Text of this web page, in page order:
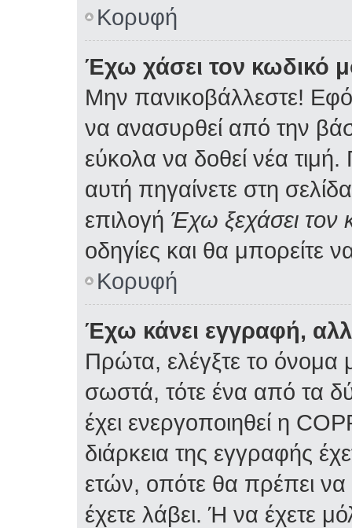
Κορυφή
Έχω χάσει τον κωδικό
Μην πανικοβάλλεστε!
να ανασυρθεί από την
εύκολα να δοθεί νέα τιμή.
αυτή πηγαίνετε στη
επιλογή Έχω ξεχάσει τον
οδηγίες και θα μπορείτε
Κορυφή
Έχω κάνει εγγραφή,
Πρώτα, ελέγξτε το όνομα
σωστά, τότε ένα από τα
έχει ενεργοποιηθεί η
διάρκεια της εγγραφής
ετών, οπότε θα πρέπει να
έχετε λάβει. Ή να έχετε